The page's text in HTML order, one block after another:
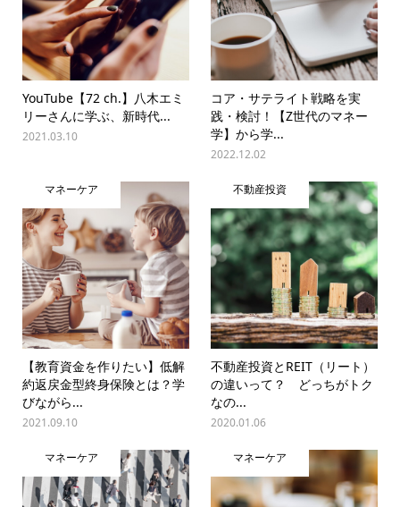
YouTube【72 ch.】八木エミ
リーさんに学ぶ、新時代...
2021.03.10
コア・サテライト戦略を実
践・検討！【Z世代のマネー
学】から学...
2022.12.02
マネーケア
【教育資金を作りたい】低解
約返戻金型終身保険とは？学
びながら...
2021.09.10
不動産投資
不動産投資とREIT（リート）
の違いって？ どっちがトク
なの...
2020.01.06
マネーケア マネーケア